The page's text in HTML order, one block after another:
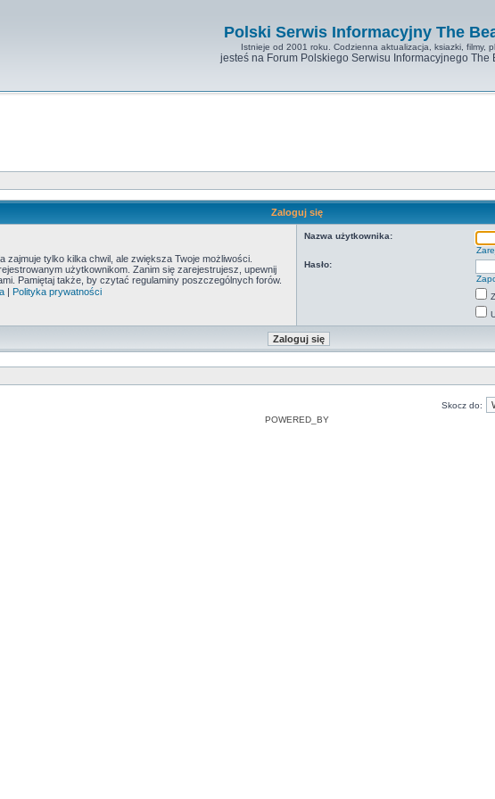
Polski Serwis Informacyjny The
Istnieje od 2001 roku. Codzienna aktualizacja, ksiazki, filmy,
jesteś na Forum Polskiego Serwisu Informacyjnego The
Zaloguj się
tylko kilka chwil, ale zwiększa Twoje możliwości.
użytkownikom. Zanim się zarejestrujesz, upewnij
Pamiętaj także, by czytać regulaminy poszczególnych forów.
| Polityka prywatności
Nazwa użytkownika:
Hasło:
Skocz do:
POWERED_BY